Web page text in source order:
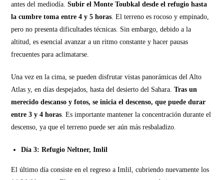
antes del mediodía.Subir el Monte Toubkal desde el refugio hasta
la cumbre toma entre 4 y 5 horas. El terreno es rocoso y empinado,
pero no presenta dificultades técnicas. Sin embargo, debido a la
altitud, es esencial avanzar a un ritmo constante y hacer pausas
frecuentes para aclimatarse.
Una vez en la cima, se pueden disfrutar vistas panorámicas del Alto
Atlas y, en días despejados, hasta del desierto del Sahara.Tras un
merecido descanso y fotos, se inicia el descenso, que puede durar
entre 3 y 4 horas. Es importante mantener la concentración durante el
descenso, ya que el terreno puede ser aún más resbaladizo.
Día 3: Refugio Neltner, Imlil
El último día consiste en el regreso a Imlil, cubriendo nuevamente los